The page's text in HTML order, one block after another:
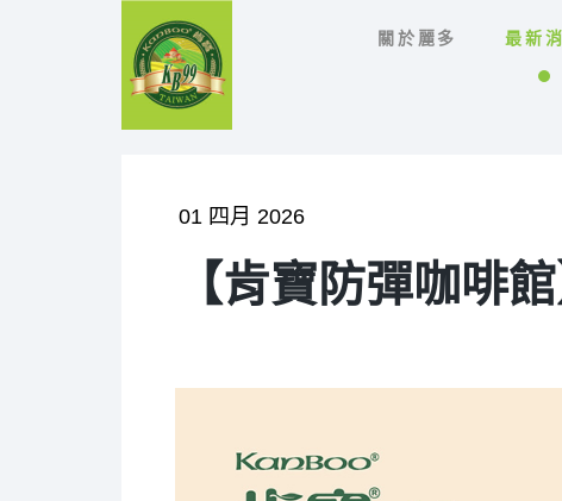
關於麗多 最新
01 四月 2026
【肯寶防彈咖啡